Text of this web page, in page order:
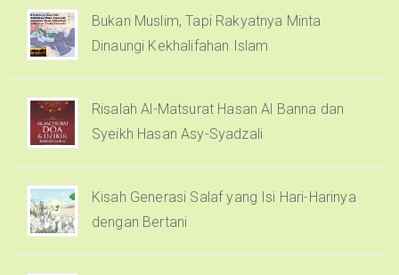
Bukan Muslim, Tapi Rakyatnya Minta
Dinaungi Kekhalifahan Islam
Risalah Al-Matsurat Hasan Al Banna dan
Syeikh Hasan Asy-Syadzali
Kisah Generasi Salaf yang Isi Hari-Harinya
dengan Bertani